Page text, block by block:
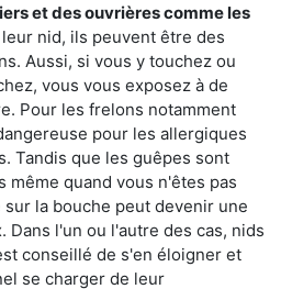
et des ouvrières comme les
nid, ils peuvent être des
Aussi, si vous y touchez ou
vous vous exposez à de
Pour les frelons notamment
pour les allergiques
Tandis que les guêpes sont
même quand vous n'êtes pas
la bouche peut devenir une
Dans l'un ou l'autre des cas, nids
conseillé de s'en éloigner et
se charger de leur